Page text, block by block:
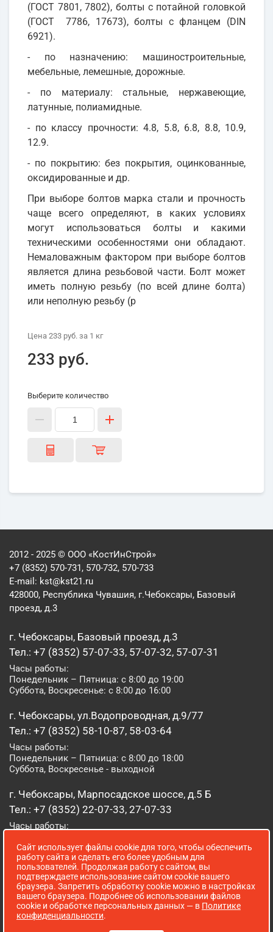
(ГОСТ 7801, 7802), болты с потайной головкой
(ГОСТ 7786, 17673), болты с фланцем (DIN
6921).
- по назначению: машиностроительные,
мебельные, лемешные, дорожные.
- по материалу: стальные, нержавеющие,
латунные, полиамидные.
- по классу прочности: 4.8, 5.8, 6.8, 8.8, 10.9,
12.9.
- по покрытию: без покрытия, оцинкованные,
оксидированные и др.
При выборе болтов марка стали и прочность
чаще всего определяют, в каких условиях
могут использоваться болты и какими
техническими особенностями они обладают.
Немаловажным фактором при выборе болтов
является длина резьбовой части. Болт может
иметь полную резьбу (по всей длине болта)
или неполную резьбу (р
Цена 233 руб. за 1 кг
233 руб.
Выберите количество
2012 - 2025 © ООО «КостИнСтрой»
+7 (8352) 570-731, 570-732, 570-733
E-mail: kst@kst21.ru
428000, Республика Чувашия, г.Чебоксары, Базовый
проезд, д.3
г. Чебоксары, Базовый проезд, д.3
Тел.: +7 (8352) 57-07-33, 57-07-32, 57-07-31
Часы работы:
Понедельник – Пятница: с 8:00 до 19:00
Суббота, Воскресенье: с 8:00 до 16:00
г. Чебоксары, ул.Водопроводная, д.9/77
Тел.: +7 (8352) 58-10-87, 58-03-64
Часы работы:
Понедельник – Пятница: с 8:00 до 18:00
Суббота, Воскресенье - выходной
г. Чебоксары, Марпосадское шоссе, д.5 Б
Тел.: +7 (8352) 22-07-33, 27-07-33
Часы работы:
Суббота, Воскресенье: с 8:00 до 16:00
г. Йошкар-Ола, ул. Луначарского, д. 52 А
Тел.: (8362) 41-07-31
Часы работы:
Понедельник – Пятница: с 8:00 до 18:00
Сайт использует файлы cookie для того, чтобы обеспечить
работу сайта и сделать его более удобным для
пользователей. Продолжая работу с сайтом, вы
подтверждаете использование сайтом cookie вашего
браузера. Запретить обработку cookie можно в настройках
вашего браузера. Подробнее об использовании файлов
cookie и обработке персональных данных — в Политике
конфиденциальности.